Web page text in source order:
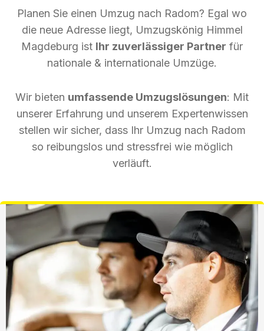
Planen Sie einen Umzug nach Radom? Egal wo
die neue Adresse liegt, Umzugskönig Himmel
Magdeburg ist Ihr zuverlässiger Partner für
nationale & internationale Umzüge.
Wir bieten umfassende Umzugslösungen: Mit
unserer Erfahrung und unserem Expertenwissen
stellen wir sicher, dass Ihr Umzug nach Radom
so reibungslos und stressfrei wie möglich
verläuft.